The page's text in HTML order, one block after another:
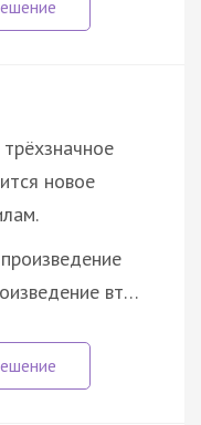
новое
вт…